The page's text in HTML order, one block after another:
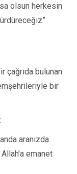
olsun herkesin
çağrıda bulunan
bir
aranızda
emanet